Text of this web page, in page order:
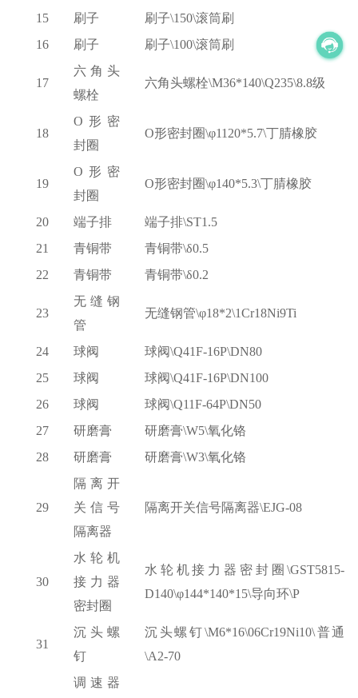
15
刷子 刷子\150\滚筒刷
16
刷子 刷子\100\滚筒刷
17
六角头
螺栓
六角头螺栓\M36*140\Q235\8.8级
18
O形密
封圈
O形密封圈\φ1120*5.7\丁腈橡胶
19
O形密
封圈
O形密封圈\φ140*5.3\丁腈橡胶
20 端子排 端子排\ST1.5
21
青铜带 青铜带\δ0.5
22
青铜带 青铜带\δ0.2
23
无缝钢
管
无缝钢管\φ18*2\1Cr18Ni9Ti
24 球阀 球阀\Q41F-16P\DN80
25
球阀 球阀\Q41F-16P\DN100
26
球阀 球阀\Q11F-64P\DN50
27
研磨膏 研磨膏\W5\氧化铬
28
研磨膏 研磨膏\W3\氧化铬
29
隔离开
关信号
隔离器
隔离开关信号隔离器\EJG-08
30
水轮机
接力器
密封圈
水轮机接力器密封圈\GST5815-
D140\φ144*140*15\导向环\P
31
沉头螺
钉
沉头螺钉\M6*16\06Cr19Ni10\普通
\A2-70
调速器